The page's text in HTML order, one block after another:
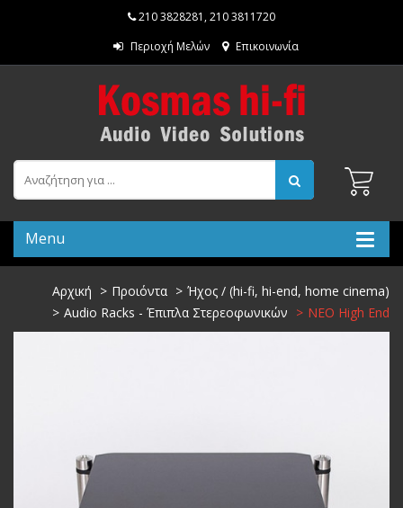
210 3828281 ,210 3811720
Περιοχή Μελών
Επικοινωνία
Menu
Αρχική Προιόντα
Ήχος / (hi-fi, hi-end, home cinema)
Audio Racks - Έπιπλα Στερεοφωνικών
NEO High End